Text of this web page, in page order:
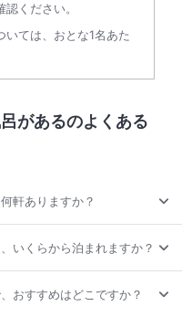
ください。
いては、おとな1名あた
があるのよくある
軒ありますか？
いくらから泊まれますか？
おすすめはどこですか？